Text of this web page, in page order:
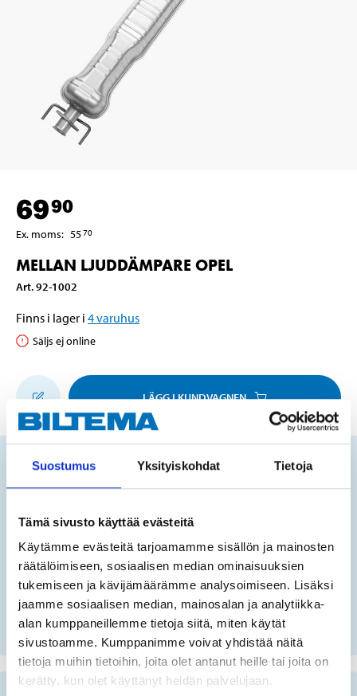
Suostumus Yksityiskohdat Tietoja
Tämä sivusto käyttää evästeitä
Käytämme evästeitä tarjoamamme sisällön ja mainosten
räätälöimiseen, sosiaalisen median ominaisuuksien
tukemiseen ja kävijämäärämme analysoimiseen. Lisäksi
jaamme sosiaalisen median, mainosalan ja analytiikka-
alan kumppaneillemme tietoja siitä, miten käytät
sivustoamme. Kumppanimme voivat yhdistää näitä
tietoja muihin tietoihin, joita olet antanut heille tai joita on
kerätty, kun olet käyttänyt heidän palvelujaan.
6990
Ex. moms: 5570
MELLAN LJUDDÄMPARE OPEL
Art.92-1002
Finns i lager i 4varuhus
Säljs ej online
LÄGG I KUNDVAGNEN
Passar produkten till ditt fordon?
Inget registreringsnummer?
VÄLJ FORDON MANUELLT